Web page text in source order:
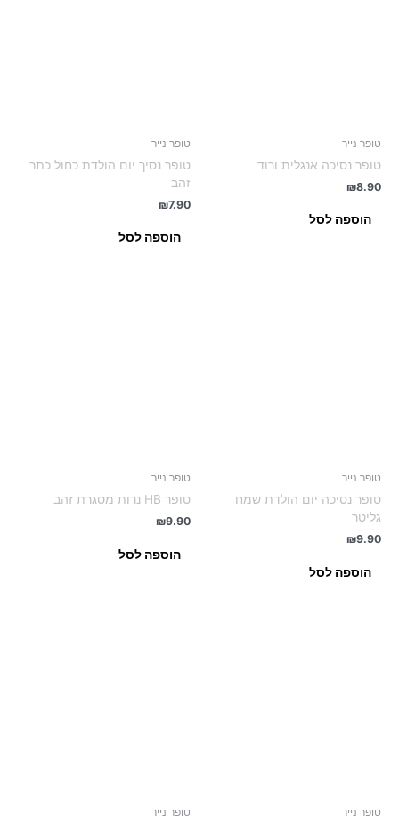
טופר נייר
טופר נסיכה אנגלית ורוד
₪8.90
הוספה לסל
טופר נייר
טופר נסיך יום הולדת כחול כתר
זהב
₪7.90
הוספה לסל
טופר נייר
טופר נסיכה יום הולדת שמח
גליטר
₪9.90
הוספה לסל
טופר נייר
טופר HB נרות מסגרת זהב
₪9.90
הוספה לסל
טופר נייר טופר נייר